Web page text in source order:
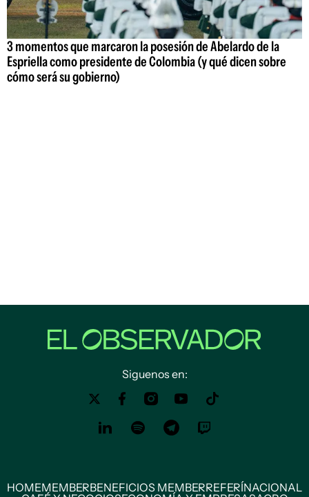
3 momentos que marcaron la posesión de Abelardo de la
Espriella como presidente de Colombia (y qué dicen sobre
cómo será su gobierno)
Siguenos en:
HOMEMEMBERBENEFICIOS MEMBERREFERÍNACIONAL